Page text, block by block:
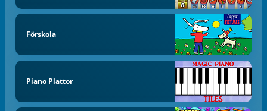
Förskola
Piano Plattor